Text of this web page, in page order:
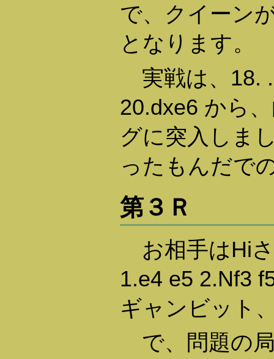
で、クイーン
となります。
実戦は、18.
20.dxe6 から
グに突入しま
ったもんだで
第３Ｒ
お相手はHi
1.e4 e5 2.Nf3
ギャンビット
で、問題の